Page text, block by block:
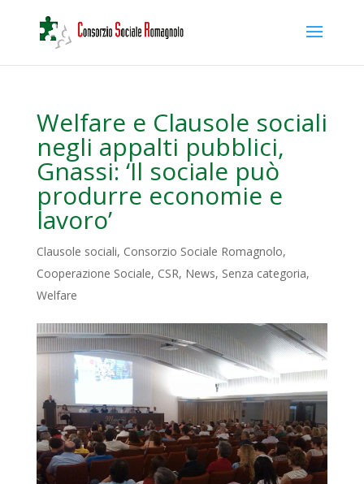
Welfare e Clausole sociali
negli appalti pubblici,
Gnassi: ‘Il sociale può
produrre economie e
lavoro’
Clausole sociali, Consorzio Sociale Romagnolo,
Cooperazione Sociale, CSR, News, Senza categoria,
Welfare